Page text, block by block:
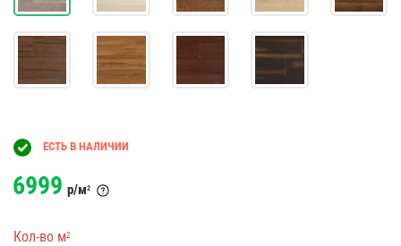
ЕСТЬ В НАЛИЧИИ
6999 р/м2
Кол-во м2